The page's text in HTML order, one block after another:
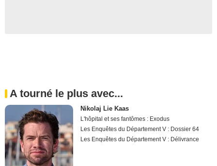
A tourné le plus avec...
Nikolaj Lie Kaas
L'hôpital et ses fantômes : Exodus
Les Enquêtes du Département V : Dossier 64
Les Enquêtes du Département V : Délivrance